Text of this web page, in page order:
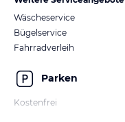
Wäscheservice
Bügelservice
Fahrradverleih
Parken
Kostenfrei